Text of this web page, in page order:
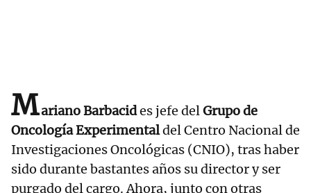
Mariano Barbacides jefe delGrupo de
Oncología Experimentaldel Centro Nacional de
Investigaciones Oncológicas (CNIO), tras haber
sido durante bastantes años su director y ser
purgado del cargo. Ahora, junto con otras